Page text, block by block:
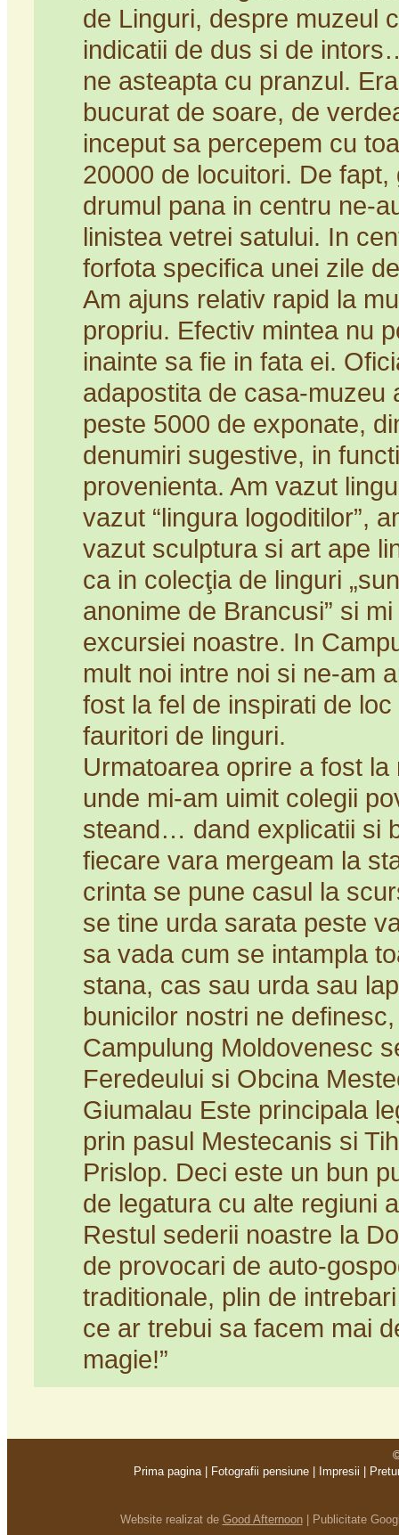
de Linguri, despre muzeul
indicatii de dus si de
ne asteapta cu pranzul.
bucurat de soare, de
inceput sa percepem cu
20000 de locuitori. De
drumul pana in centru ne-
linistea vetrei satului. In
forfota specifica unei zile
Am ajuns relativ rapid la
propriu. Efectiv mintea nu
inainte sa fie in fata ei.
adapostita de casa-muzeu
peste 5000 de exponate,
denumiri sugestive, in
provenienta. Am vazut
vazut “lingura logoditilor”,
vazut sculptura si art ape
ca in colecţia de linguri
anonime de Brancusi” si
excursiei noastre. In
mult noi intre noi si ne-am
fost la fel de inspirati de
fauritori de linguri.
Urmatoarea oprire a fost
unde mi-am uimit colegii
steand… dand explicatii si
fiecare vara mergeam la
crinta se pune casul la
se tine urda sarata peste
sa vada cum se intampla
stana, cas sau urda sau
bunicilor nostri ne
Campulung Moldovenesc
Feredeului si Obcina
Giumalau Este principala
prin pasul Mestecanis si
Prislop. Deci este un bun
de legatura cu alte regiuni
Restul sederii noastre la
de provocari de auto-
traditionale, plin de
ce ar trebui sa facem mai
magie!”
Prima pagina | Fotografii pensiune | Impresii |
Website realizat de Good Afternoon| Publicitate